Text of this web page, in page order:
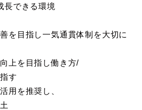
長できる環境
を目指し一気通貫体制を大切に
上を目指し働き方/
す
用を推奨し、